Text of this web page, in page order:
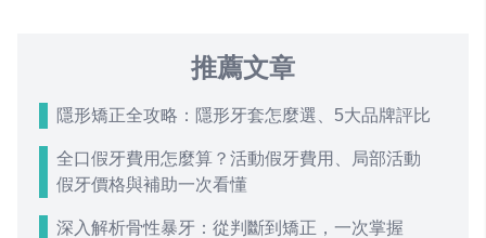
推薦文章
隱形矯正全攻略：隱形牙套怎麼選、5大品牌評比
全口假牙費用怎麼算？活動假牙費用、局部活動
假牙價格與補助一次看懂
深入解析骨性暴牙：從判斷到矯正，一次掌握